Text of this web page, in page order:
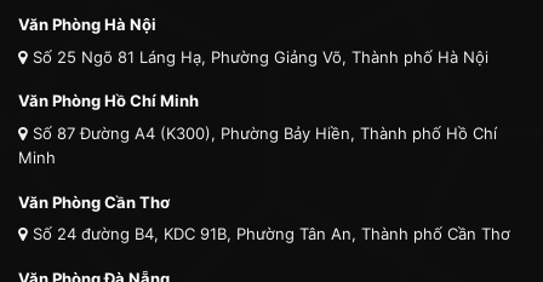
Văn Phòng Hà Nội
Số 25 Ngõ 81 Láng Hạ, Phường Giảng Võ, Thành phố Hà Nội
Văn Phòng Hồ Chí Minh
Số 87 Đường A4 (K300), Phường Bảy Hiền, Thành phố Hồ Chí
Minh
Văn Phòng Cần Thơ
Số 24 đường B4, KDC 91B, Phường Tân An, Thành phố Cần Thơ